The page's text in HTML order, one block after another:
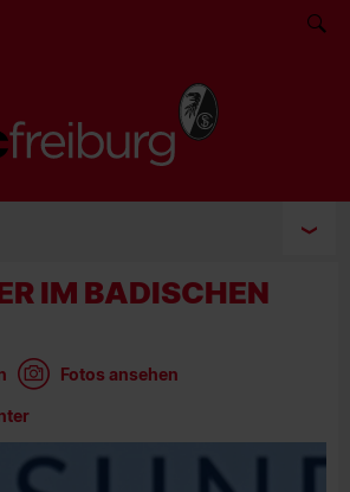
IM BADISCHEN
Fotos ansehen